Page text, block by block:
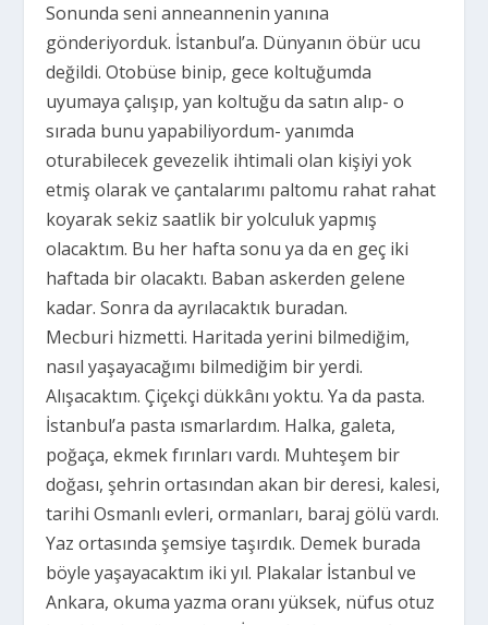
Sonunda seni anneannenin yanına
gönderiyorduk. İstanbul’a. Dünyanın öbür ucu
değildi. Otobüse binip, gece koltuğumda
uyumaya çalışıp, yan koltuğu da satın alıp- o
sırada bunu yapabiliyordum- yanımda
oturabilecek gevezelik ihtimali olan kişiyi yok
etmiş olarak ve çantalarımı paltomu rahat rahat
koyarak sekiz saatlik bir yolculuk yapmış
olacaktım. Bu her hafta sonu ya da en geç iki
haftada bir olacaktı. Baban askerden gelene
kadar. Sonra da ayrılacaktık buradan.
Mecburi hizmetti. Haritada yerini bilmediğim,
nasıl yaşayacağımı bilmediğim bir yerdi.
Alışacaktım. Çiçekçi dükkânı yoktu. Ya da pasta.
İstanbul’a pasta ısmarlardım. Halka, galeta,
poğaça, ekmek fırınları vardı. Muhteşem bir
doğası, şehrin ortasından akan bir deresi, kalesi,
tarihi Osmanlı evleri, ormanları, baraj gölü vardı.
Yaz ortasında şemsiye taşırdık. Demek burada
böyle yaşayacaktım iki yıl. Plakalar İstanbul ve
Ankara, okuma yazma oranı yüksek, nüfus otuz